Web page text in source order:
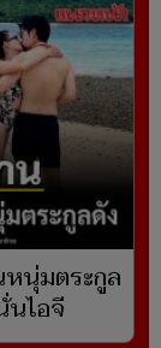
นุ่มตระกูล
นไอจี